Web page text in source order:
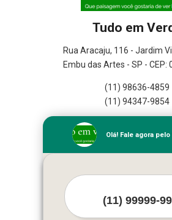
Tudo em
Rua Aracaju, 116 - Jardim
Embu das Artes - SP - CEP:
(11) 98636-4859
(11) 94347-9854
Empresa
Missão
Mapa do site
Mais Serviços
Olá! Fale agora